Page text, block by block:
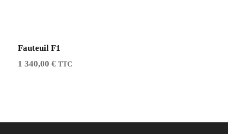
Fauteuil F1
1 340,00 € TTC